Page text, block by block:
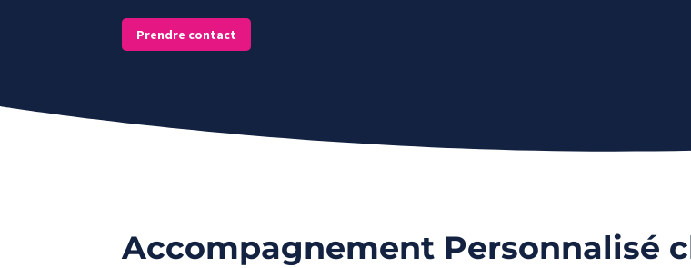
Prendre contact
Accompagnement Personnalisé